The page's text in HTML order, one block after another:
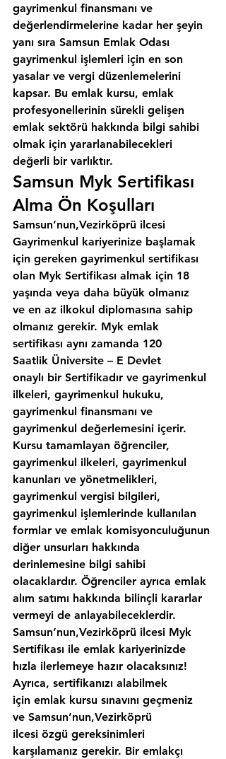
gayrimenkul finansmanı ve
değerlendirmelerine kadar her şeyin
yanı sıra Samsun Emlak Odası
gayrimenkul işlemleri için en son
yasalar ve vergi düzenlemelerini
kapsar. Bu emlak kursu, emlak
profesyonellerinin sürekli gelişen
emlak sektörü hakkında bilgi sahibi
olmak için yararlanabilecekleri
değerli bir varlıktır.
Samsun Myk Sertifikası
Alma Ön Koşulları
Samsun’nun,Vezirköprü ilcesi
Gayrimenkul kariyerinize başlamak
için gereken gayrimenkul sertifikası
olan Myk Sertifikası almak için 18
yaşında veya daha büyük olmanız
ve en az ilkokul diplomasına sahip
olmanız gerekir. Myk emlak
sertifikası aynı zamanda 120
Saatlik Üniversite – E Devlet
onaylı bir Sertifikadır ve gayrimenkul
ilkeleri, gayrimenkul hukuku,
gayrimenkul finansmanı ve
gayrimenkul değerlemesini içerir.
Kursu tamamlayan öğrenciler,
gayrimenkul ilkeleri, gayrimenkul
kanunları ve yönetmelikleri,
gayrimenkul vergisi bilgileri,
gayrimenkul işlemlerinde kullanılan
formlar ve emlak komisyonculuğunun
diğer unsurları hakkında
derinlemesine bilgi sahibi
olacaklardır. Öğrenciler ayrıca emlak
alım satımı hakkında bilinçli kararlar
vermeyi de anlayabileceklerdir.
Samsun’nun,Vezirköprü ilcesi Myk
Sertifikası ile emlak kariyerinizde
hızla ilerlemeye hazır olacaksınız!
Ayrıca, sertifikanızı alabilmek
için emlak kursu sınavını geçmeniz
ve Samsun’nun,Vezirköprü
ilcesi özgü gereksinimleri
karşılamanız gerekir. Bir emlakçı